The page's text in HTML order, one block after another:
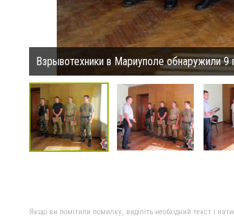
Взрывотехники в Мариуполе обнаружили
Якщо ви помітили помилку, виділіть необхідний текст і